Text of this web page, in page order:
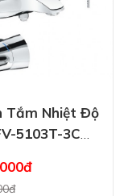
Tắm Nhiệt Độ
5103T-3C